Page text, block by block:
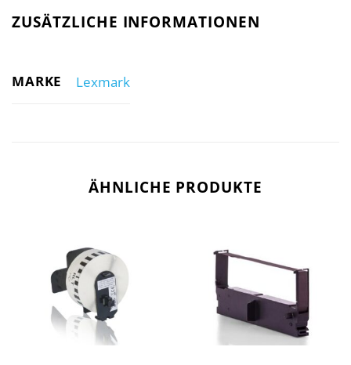
ZUSÄTZLICHE INFORMATIONEN
MARKE Lexmark
ÄHNLICHE PRODUKTE